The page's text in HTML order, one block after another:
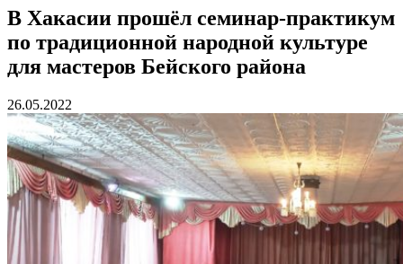
В Хакасии прошёл семинар-практикум
по традиционной народной культуре
для мастеров Бейского района
26.05.2022